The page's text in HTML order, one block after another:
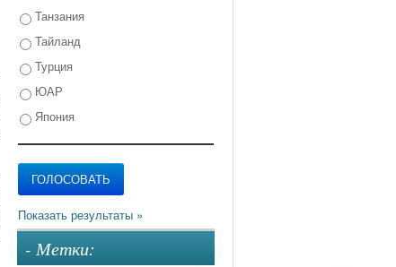
Танзания
Тайланд
Турция
ЮАР
Япония
- Метки: